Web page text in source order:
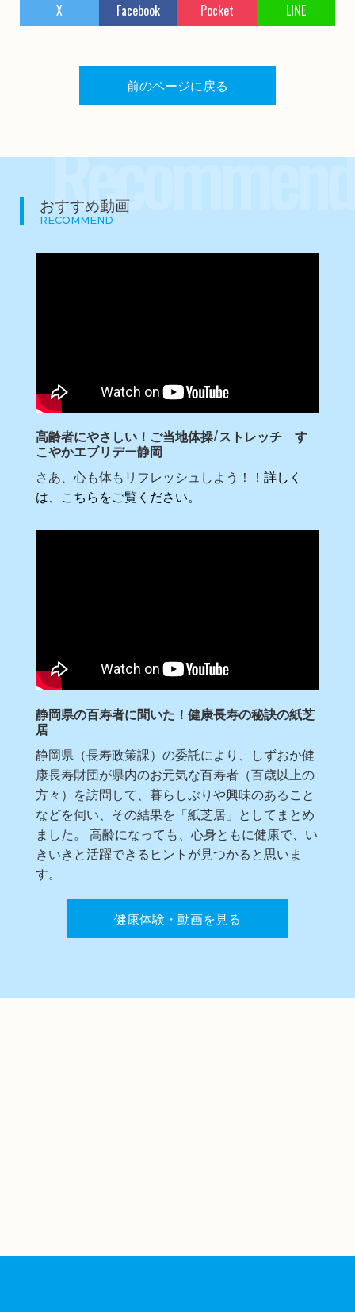
X Facebook Pocket LINE
前のページに戻る
Recommend
おすすめ動画
RECOMMEND
高齢者にやさしい！ご当地体操/ストレッチ す
こやかエブリデー静岡
さあ、心も体もリフレッシュしよう！！ 詳しく
は、こちらをご覧ください。
静岡県の百寿者に聞いた！健康長寿の秘訣の紙芝
居
静岡県（長寿政策課）の委託により、しずおか健
康長寿財団が県内のお元気な百寿者（百歳以上の
方々）を訪問して、暮らしぶりや興味のあること
などを伺い、その結果を「紙芝居」としてまとめ
ました。 高齢になっても、心身ともに健康で、い
きいきと活躍できるヒントが見つかると思いま
す。
健康体験・動画を見る